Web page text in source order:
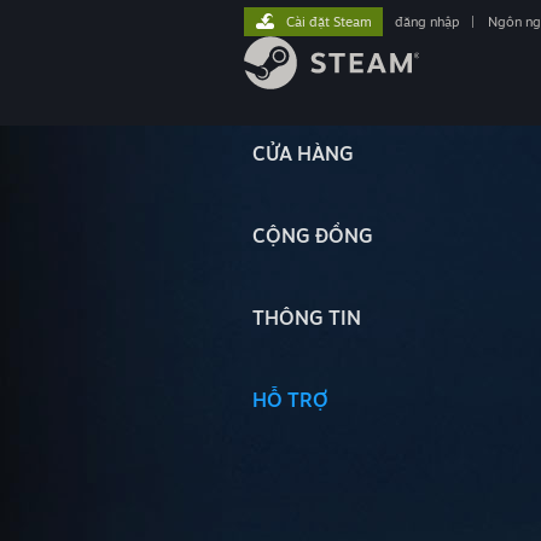
CỬA HÀNG
CỘNG ĐỒNG
THÔNG TIN
HỖ TRỢ
Cài đặt Steam đăng nhập Ngôn